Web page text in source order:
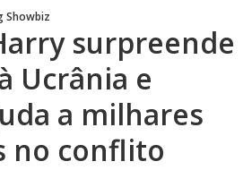
Showbiz
surpreende
Ucrânia e
a milhares
no conflito